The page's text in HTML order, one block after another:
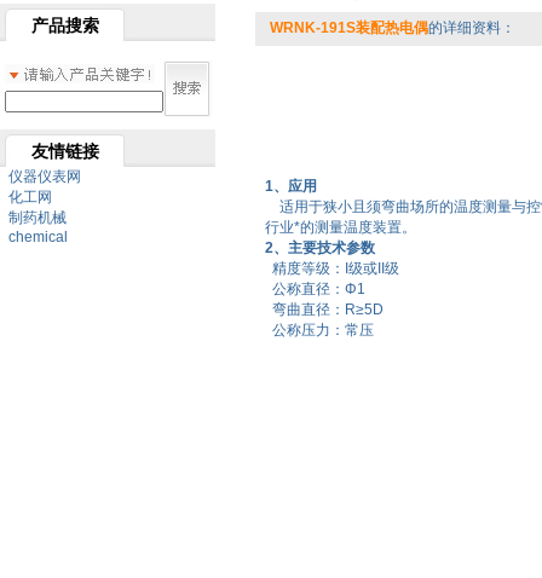
产品搜索
友情链接
仪器仪表网
化工网
制药机械
chemical
WRNK-191S装配热电偶的详细资料：
1、应用
适用于狭小且须弯曲场所的温度测量与
行业*的测量温度装置。
2、主要技术参数
精度等级：I级或II级
公称直径：Φ1
弯曲直径：R≥5D
公称压力：常压